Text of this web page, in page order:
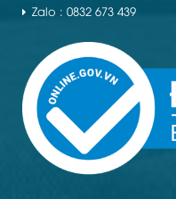
Zalo : 0832 673 439